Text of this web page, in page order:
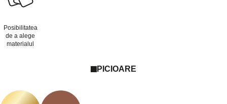
Posibilitatea
de a alege
materialul
PICIOARE